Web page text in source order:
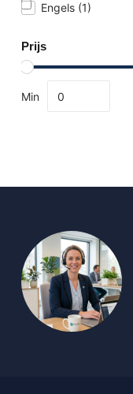
Engels (1)
Prijs
Min